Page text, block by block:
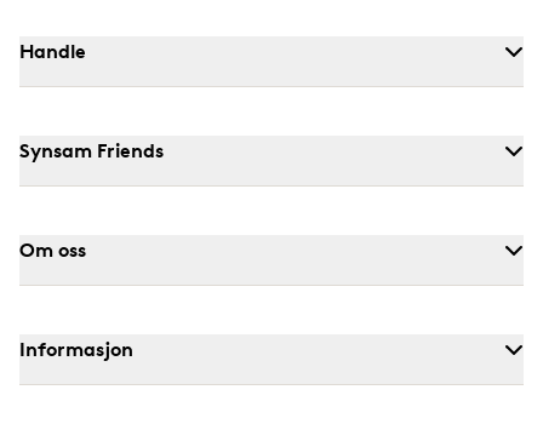
Handle
Synsam Friends
Om oss
Informasjon